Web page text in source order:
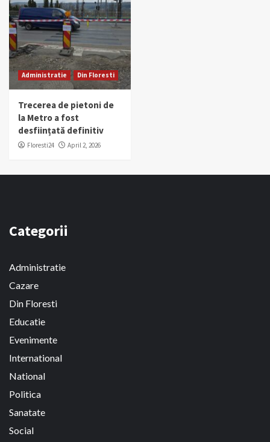
Administratie Din Floresti
Trecerea de pietoni de
la Metro a fost
desființată definitiv
Floresti24 April 2, 2026
Categorii
Administratie
Cazare
Din Floresti
Educatie
Evenimente
International
National
Politica
Sanatate
Social